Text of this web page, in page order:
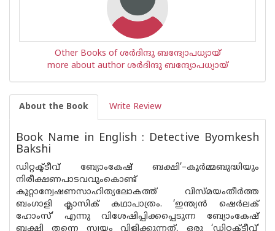
Other Books of ശര്‍ദിന്ദു ബന്ദ്യോപധ്യായ്
more about author ശര്‍ദിന്ദു ബന്ദ്യോപധ്യായ്
About the Book Write Review
Book Name in English : Detective Byomkesh
Bakshi
ഡിറ്റക്ട്ടീവ് ബ്യോംകേഷ് ബക്ഷി’–കൂര്‍മ്മബുദ്ധിയും
നിരീക്ഷണപാടവവുംകൊണ്ട്
കുറ്റാന്വേഷണസാഹിത്യലോകത്ത് വിസ്മയംതീര്‍ത്ത
ബംഗാളി ക്ലാസിക് കഥാപാത്രം. ‘ഇന്ത്യന്‍ ഷെര്‍ലക്
ഹോംസ്’ എന്നു വിശേഷിപ്പിക്കപ്പെടുന്ന ബ്യോംകേഷ്
ബക്ഷി തന്നെ സ്വയം വിളിക്കുന്നത്, ഒരു ‘ഡിറ്റക്ട്ടീവ്’